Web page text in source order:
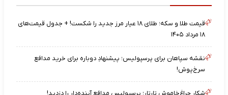
قیمت طلا و سکه؛ طلای ۱۸ عیار مرز جدید را شکست! + جدول قیمت‌های
۱۸ مرداد ۱۴۰۵
نقشه‌ سپاهان برای پرسپولیس؛ پیشنهادِ دوباره برای خرید مدافع
سرخ‌پوش!
شکار چراغ‌خاموش تارتار؛ پرسپولیس مدافع آینده‌دار را دزدید!